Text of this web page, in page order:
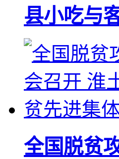
县小吃与
全国脱贫